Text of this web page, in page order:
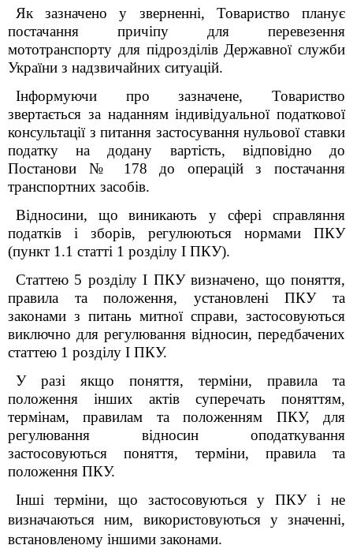
Як зазначено у зверненні, Товариство планує
постачання причіпу для перевезення
мототранспорту для підрозділів Державної служби
України з надзвичайних ситуацій.
Інформуючи про зазначене, Товариство
звертається за наданням індивідуальної податкової
консультації з питання застосування нульової ставки
податку на додану вартість, відповідно до
Постанови № 178 до операцій з постачання
транспортних засобів.
Відносини, що
виникають у сфері справляння
податків і зборів, регулюються нормами ПКУ
(пункт 1.1 статті 1 розділу І ПКУ).
Статтею 5 розділу І ПКУ визначено, що поняття,
правила та положення, установлені ПКУ та
законами з питань митної справи, застосовуються
виключно для регулювання відносин, передбачених
статтею 1 розділу І ПКУ.
У разі якщо поняття, терміни, правила та
положення інших актів суперечать поняттям,
термінам, правилам та положенням ПКУ, для
регулювання відносин оподаткування
застосовуються поняття, терміни, правила та
положення ПКУ.
Інші терміни, що застосовуються у ПКУ і не
визначаються ним, використовуються у значенні,
встановленому іншими законами.